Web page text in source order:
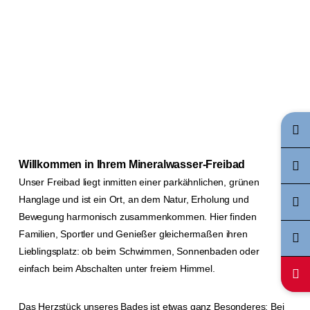
Willkommen in Ihrem Mineralwasser-Freibad
Unser Freibad liegt inmitten einer parkähnlichen, grünen
Hanglage und ist ein Ort, an dem Natur, Erholung und
Bewegung harmonisch zusammenkommen. Hier finden
Familien, Sportler und Genießer gleichermaßen ihren
Lieblingsplatz: ob beim Schwimmen, Sonnenbaden oder
einfach beim Abschalten unter freiem Himmel.
Das Herzstück unseres Bades ist etwas ganz Besonderes: Bei